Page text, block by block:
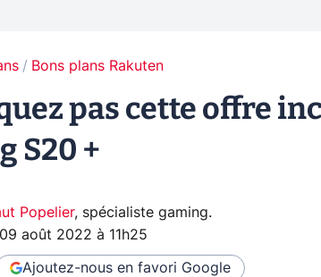
Bons plans Rakuten
pas cette offre
S20 +
Popelier, spécialiste gaming.
09 août 2022 à 11h25
Ajoutez-nous en favori Google